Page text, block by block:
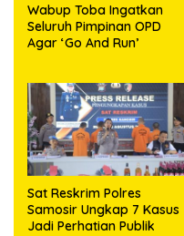
Wabup Toba Ingatkan
Seluruh Pimpinan OPD
Agar ‘Go And Run’
Sat Reskrim Polres
Samosir Ungkap 7 Kasus
Jadi Perhatian Publik